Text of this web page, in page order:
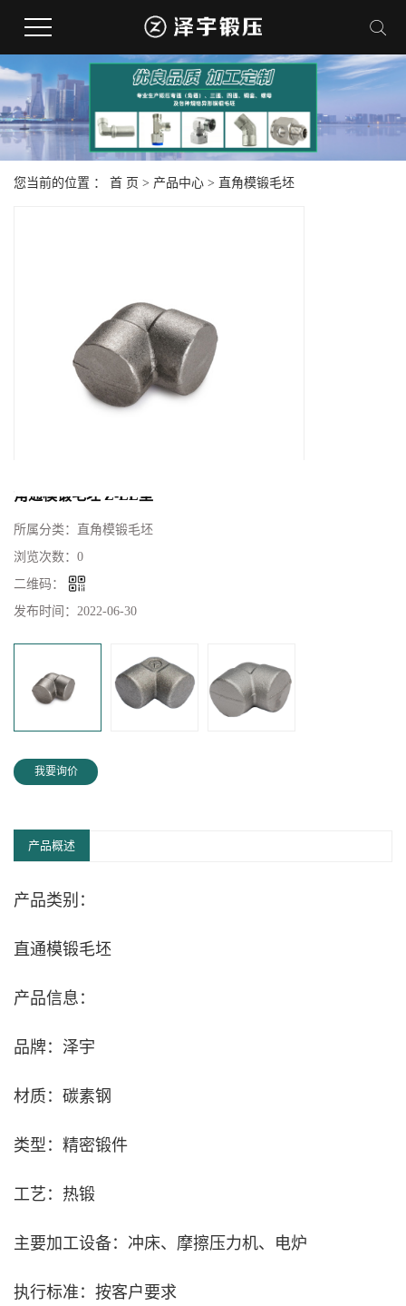
您当前的位置 ： 首 页 > 产品中心 > 直角模锻毛坯
角通模锻毛坯 Z-LE型
所属分类： 直角模锻毛坯
浏览次数： 0
二维码：
发布时间： 2022-06-30
我要询价
产品概述
产品类别：
直通模锻毛坯
产品信息：
品牌：泽宇
材质：碳素钢
类型：精密锻件
工艺：热锻
主要加工设备：冲床、摩擦压力机、电炉
执行标准：按客户要求